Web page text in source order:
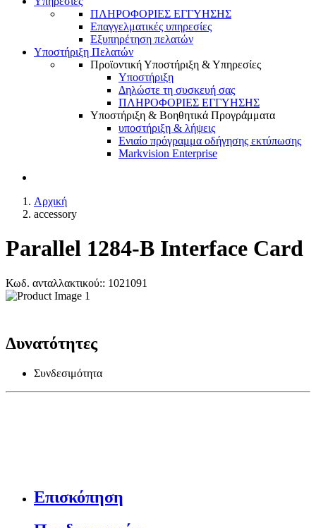
ΠΛΗΡΟΦΟΡΙΕΣ ΕΓΓΥΗΣΗΣ
Επαγγελματικές υπηρεσίες
Εξυπηρέτηση πελατών
Υποστήριξη Πελατών
Προϊοντική Υποστήριξη & Υπηρεσίες
Υποστήριξη
Δηλώστε τη συσκευή σας
ΠΛΗΡΟΦΟΡΙΕΣ ΕΓΓΥΗΣΗΣ
Υποστήριξη & Βοηθητικά Προγράμματα
υποστήριξη & λήψεις
Ενιαίο πρόγραμμα οδήγησης εκτύπωσης
Markvision Enterprise
Αρχική
accessory
Parallel 1284-B Interface Card
Κωδ. ανταλλακτικού:: 1021091
Δυνατότητες
Συνδεσιμότητα
Επισκόπηση